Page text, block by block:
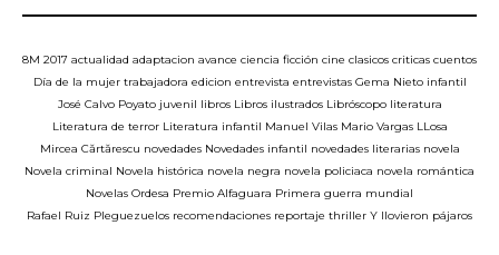
8M 2017 actualidad adaptacion avance ciencia ficción cine clasicos criticas cuentos
Día de la mujer trabajadora edicion entrevista entrevistas Gema Nieto infantil
José Calvo Poyato juvenil libros Libros ilustrados Libróscopo literatura
Literatura de terror Literatura infantil Manuel Vilas Mario Vargas LLosa
Mircea Cărtărescu novedades Novedades infantil novedades literarias novela
Novela criminal Novela histórica novela negra novela policiaca novela romántica
Novelas Ordesa Premio Alfaguara Primera guerra mundial
Rafael Ruiz Pleguezuelos recomendaciones reportaje thriller Y llovieron pájaros